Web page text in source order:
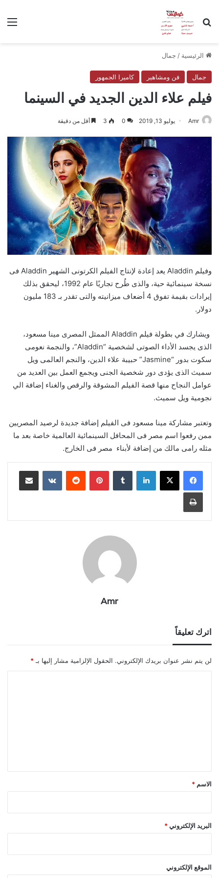
بحث عن
الرئيسية / جمال
جمال فن ومشاهير كاميرا الجمهور
فيلم علاء الدين الجديد في السينما
Amr يوليو 13, 2019 0
3 أقل من دقيقة
وفيلم Aladdin يعد إعادة لإنتاج الفيلم الكرتونى الشهير Aladdin فى
نسخة سينمائية حية، والذى طُرح تجاريًا عام 1992، ليحقق بذلك
إيرادات بقيمة تفوق 4 أضعاف ميزانيته والتى تقدر بـ 183 مليون
دولار.
ويشارك في بطولة فيلم Aladdin الممثل المصرى مينا مسعود،
الذى يجسد الأداء الصوتى لشخصية “Aladdin”، والنجمة نعومى
سكوت بدور “Jasmine” حبيبة علاء الدين، والنجم العالمى ويل
سميث الذى يؤدى دور شخصية الجنى ويجمع العمل بين العديد من
عوامل النجاح منها قصة الفيلم المشوقة والرقص والغناء إضافة الي
نجومية ويل سميث.
وتعتبر مشاركة مينا مسعود فى الفيلم إضافة جديدة لرصيد المصريين
ممن رفعوا اسم مصر فى المحافل السينمائية العالمية خاصة بعد ما
مثله رامى مالك من إضافة لأبناء مصر فى الخارج.
لينكدإن بينتيريست مشاركة عبر البريد
طباعة
Amr
اترك تعليقاً
لن يتم نشر عنوان بريدك الإلكتروني. الحقول الإلزامية مشار إليها بـ *
*
الاسم *
البريد الإلكتروني *
الموقع الإلكتروني